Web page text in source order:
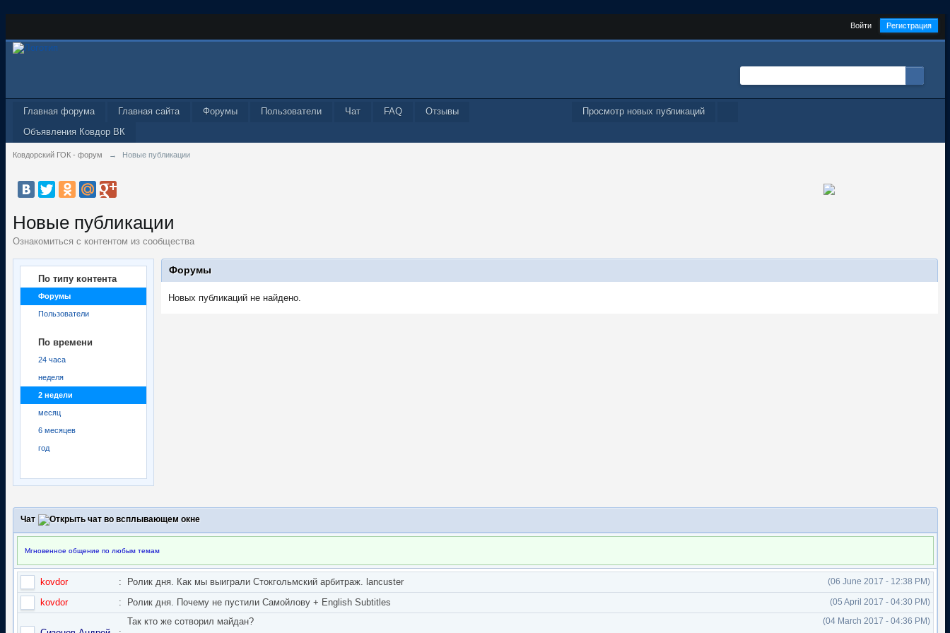
Войти Регистрация
Просмотр новых публикаций
Главная форума Главная сайта Форумы Пользователи Чат FAQ
Отзывы
Объявления Ковдор ВК
Ковдорский ГОК - форум → Новые публикации
Новые публикации
Ознакомиться с контентом из сообщества
По типу контента
Форумы
Пользователи
По времени
24 часа
неделя
2 недели
месяц
6 месяцев
год
Форумы
Новых публикаций не найдено.
Чат
Мгновенное общение по любым темам
kovdor : (06 June 2017 - 12:38 PM)
Ролик дня. Как мы выиграли Стокгольмский арбитраж. lancuster
kovdor
: (05 April 2017 - 04:30 PM)
Ролик дня. Почему не пустили Самойлову + English Subtitles
(04 March 2017 - 04:36 PM)
Так кто же сотворил майдан?